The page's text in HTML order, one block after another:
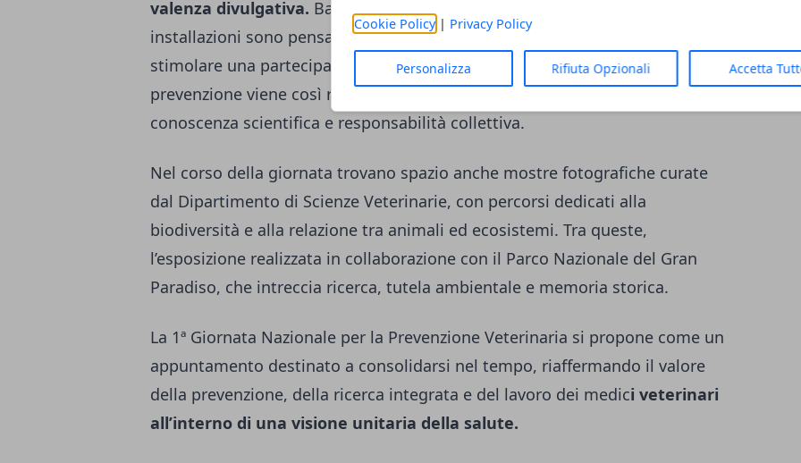
Cookie Policy| Privacy Policy
Personalizza Rifiuta Opzionali Accetta
valenza divulgativa. Banchetti tematici, laboratori, giochi educativi e
installazioni sono pensati per rendere accessibili concetti complessi e
stimolare una partecipazione attiva di cittadini di tutte le età. La
prevenzione viene così raccontata come pratica quotidiana, fondata su
conoscenza scientifica e responsabilità collettiva.
Nel corso della giornata trovano spazio anche mostre fotografiche curate
dal Dipartimento di Scienze Veterinarie, con percorsi dedicati alla
biodiversità e alla relazione tra animali ed ecosistemi. Tra queste,
l’esposizione realizzata in collaborazione con il Parco Nazionale del Gran
Paradiso, che intreccia ricerca, tutela ambientale e memoria storica.
La 1ª Giornata Nazionale per la Prevenzione Veterinaria si propone come un
appuntamento destinato a consolidarsi nel tempo, riaffermando il valore
della prevenzione, della ricerca integrata e del lavoro dei medici veterinari
all’interno di una visione unitaria della salute.